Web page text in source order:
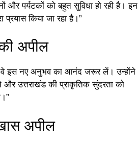
और पर्यटकों को बहुत सुविधा हो रही है। इन
किया जा रहा है।”
अपील
वे इस नए अनुभव का आनंद जरूर लें। उन्होंने
और उत्तराखंड की प्राकृतिक सुंदरता को
अपील